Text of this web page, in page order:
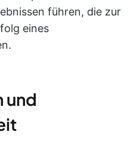
führen, die zur
eines
und